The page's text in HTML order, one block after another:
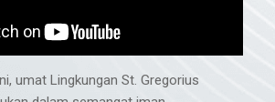
umat Lingkungan St. Gregorius